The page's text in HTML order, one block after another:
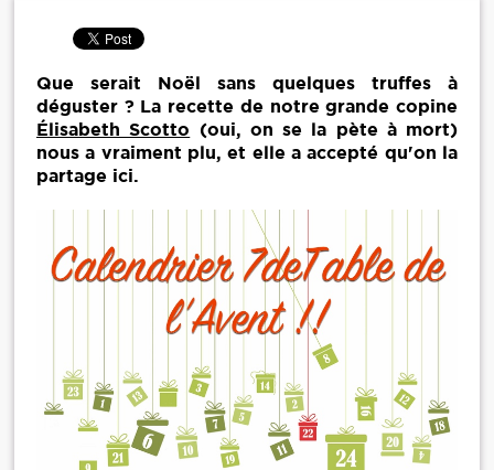
Que serait Noël sans quelques truffes à
déguster ? La recette de notre grande copine
Élisabeth Scotto (oui, on se la pète à mort)
nous a vraiment plu, et elle a accepté qu'on la
partage ici.